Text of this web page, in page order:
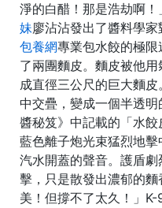
淨的白醋！那是浩劫啊！
妹廖沾沾發出了醬料學
包養網專業包水餃的極
了兩團麵皮。麵皮被他
成直徑三公尺的巨大麵
中交疊，變成一個半透
醬秘笈》中記載的「水餃
藍色離子炮光束猛烈地
汽水開蓋的聲音。護盾
擊，只是散發出濃郁的
美！但撐不了太久！」